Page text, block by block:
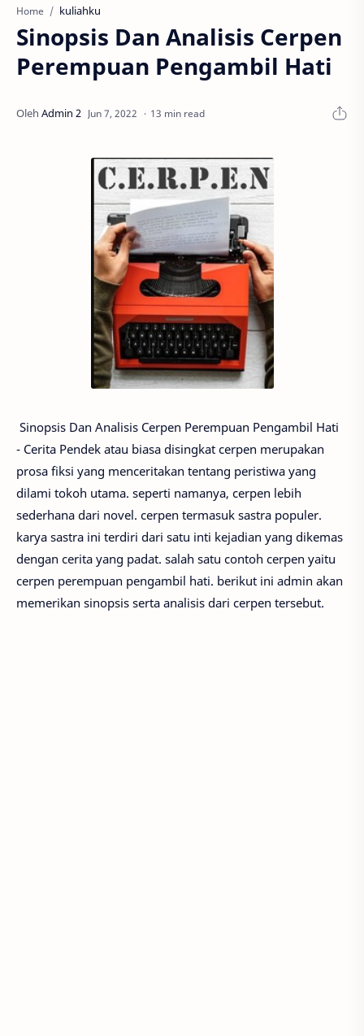
Home kuliahku
Sinopsis Dan Analisis Cerpen
Perempuan Pengambil Hati
13 min read
Sinopsis Dan Analisis Cerpen Perempuan Pengambil Hati
- Cerita Pendek atau biasa disingkat cerpen merupakan
prosa fiksi yang menceritakan tentang peristiwa yang
dilami tokoh utama. seperti namanya, cerpen lebih
sederhana dari novel. cerpen termasuk sastra populer.
karya sastra ini terdiri dari satu inti kejadian yang dikemas
dengan cerita yang padat. salah satu contoh cerpen yaitu
cerpen perempuan pengambil hati. berikut ini admin akan
memerikan sinopsis serta analisis dari cerpen tersebut.